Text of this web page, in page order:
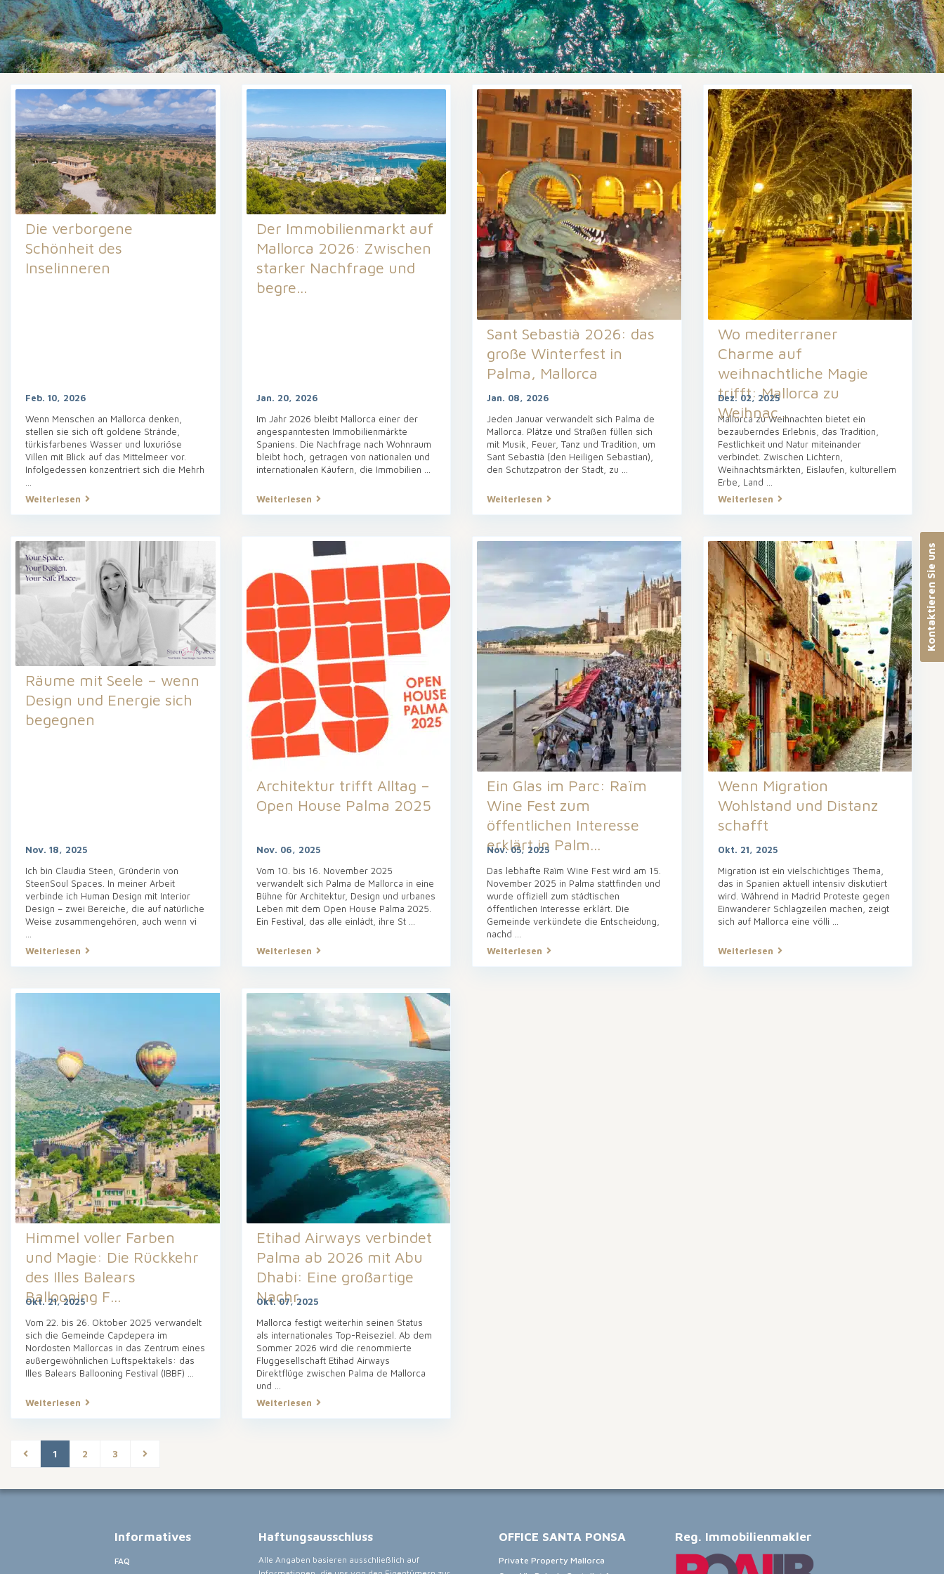
Die verborgene
Schönheit des
Inselinneren
Feb. 10, 2026
Wenn Menschen an Mallorca denken,
stellen sie sich oft goldene Strände,
türkisfarbenes Wasser und luxuriöse
Villen mit Blick auf das Mittelmeer vor.
Infolgedessen konzentriert sich die Mehrh
Weiterlesen
Der Immobilienmarkt auf
Mallorca 2026: Zwischen
starker Nachfrage und
begre...
Jan. 20, 2026
Im Jahr 2026 bleibt Mallorca einer der
angespanntesten Immobilienmärkte
Spaniens. Die Nachfrage nach Wohnraum
bleibt hoch, getragen von nationalen und
internationalen Käufern, die Immobilien
Weiterlesen
Sant Sebastià 2026: das
große Winterfest in
Palma, Mallorca
Jan. 08, 2026
Jeden Januar verwandelt sich Palma de
Mallorca. Plätze und Straßen füllen sich
mit Musik, Feuer, Tanz und Tradition, um
Sant Sebastià (den Heiligen Sebastian),
den Schutzpatron der Stadt, zu
Weiterlesen
Wo mediterraner
Charme auf
weihnachtliche Magie
trifft: Mallorca zu
Weihnac...
Dez. 02, 2025
Mallorca zu Weihnachten bietet ein
bezauberndes Erlebnis, das Tradition,
Festlichkeit und Natur miteinander
verbindet. Zwischen Lichtern,
Weihnachtsmärkten, Eislaufen, kulturellem
Erbe, Land
Weiterlesen
Räume mit Seele – wenn
Design und Energie sich
begegnen
Nov. 18, 2025
Ich bin Claudia Steen, Gründerin von
SteenSoul Spaces. In meiner Arbeit
verbinde ich Human Design mit Interior
Design – zwei Bereiche, die auf natürliche
Weise zusammengehören, auch wenn vi
Weiterlesen
Architektur trifft Alltag –
Open House Palma 2025
Nov. 06, 2025
Vom 10. bis 16. November 2025
verwandelt sich Palma de Mallorca in eine
Bühne für Architektur, Design und urbanes
Leben mit dem Open House Palma 2025.
Ein Festival, das alle einlädt, ihre St
Weiterlesen
Ein Glas im Parc: Raïm
Wine Fest zum
öffentlichen Interesse
erklärt in Palm...
Nov. 05, 2025
Das lebhafte Raïm Wine Fest wird am 15.
November 2025 in Palma stattfinden und
wurde offiziell zum städtischen
öffentlichen Interesse erklärt. Die
Gemeinde verkündete die Entscheidung,
nachd
Weiterlesen
Wenn Migration
Wohlstand und Distanz
schafft
Okt. 21, 2025
Migration ist ein vielschichtiges Thema,
das in Spanien aktuell intensiv diskutiert
wird. Während in Madrid Proteste gegen
Einwanderer Schlagzeilen machen, zeigt
sich auf Mallorca eine völli
Weiterlesen
Himmel voller Farben
und Magie: Die Rückkehr
des Illes Balears
Ballooning F...
Okt. 21, 2025
Vom 22. bis 26. Oktober 2025 verwandelt
sich die Gemeinde Capdepera im
Nordosten Mallorcas in das Zentrum eines
außergewöhnlichen Luftspektakels: das
Illes Balears Ballooning Festival (IBBF)
Weiterlesen
Etihad Airways verbindet
Palma ab 2026 mit Abu
Dhabi: Eine großartige
Nachr...
Okt. 07, 2025
Mallorca festigt weiterhin seinen Status
als internationales Top-Reiseziel. Ab dem
Sommer 2026 wird die renommierte
Fluggesellschaft Etihad Airways
Direktflüge zwischen Palma de Mallorca
und
Weiterlesen
1 2 3
Informatives
FAQ
Haftungsausschluss
Alle Angaben basieren ausschließlich auf
OFFICE SANTA PONSA
Private Property Mallorca
Reg. Immobilienmakler
Kontaktieren Sie uns